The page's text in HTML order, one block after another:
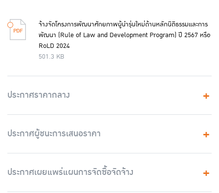
จ้างจัดโครงการพัฒนาศักยภาพผู้นำรุ่นใหม่ด้านหลักนิติธรรมและการ
พัฒนา (Rule of Law and Development Program) ปี 2567 หรือ
RoLD 2024
501.3 KB
ประกาศราคากลาง
ประกาศผู้ชนะการเสนอราคา
ประกาศเผยแพร่แผนการจัดซื้อจัดจ้าง